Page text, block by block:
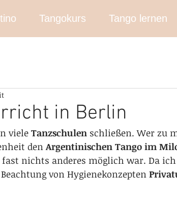
Tangokurs Tango lernen
in Berlin
viele Tanzschulen schließen. Wer zu
den Argentinischen Tango im
nichts anderes möglich war. Da
von Hygienekonzepten